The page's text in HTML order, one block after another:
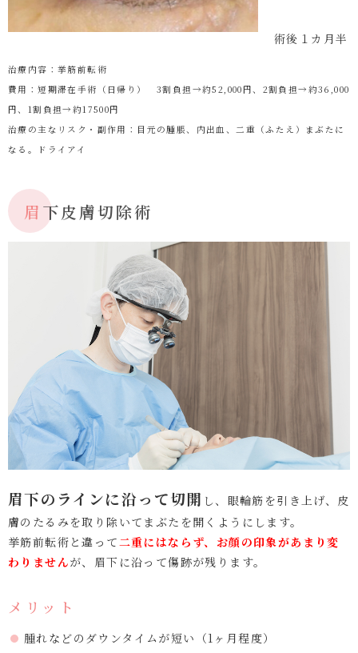
術後１カ月半
治療内容：挙筋前転術
費用：短期滞在手術（日帰り） 3割負担→約52,000円、2割負担→約36,000
円、1割負担→約17500円
治療の主なリスク・副作用：目元の腫脹、内出血、二重（ふたえ）まぶたに
なる。ドライアイ
眉下皮膚切除術
眉下のラインに沿って切開 し、眼輪筋を引き上げ、皮
膚のたるみを取り除いてまぶたを開くようにします。
挙筋前転術と違って二重にはならず、お顔の印象があまり変
わりませんが、眉下に沿って傷跡が残ります。
メリット
腫れなどのダウンタイムが短い（1ヶ月程度）